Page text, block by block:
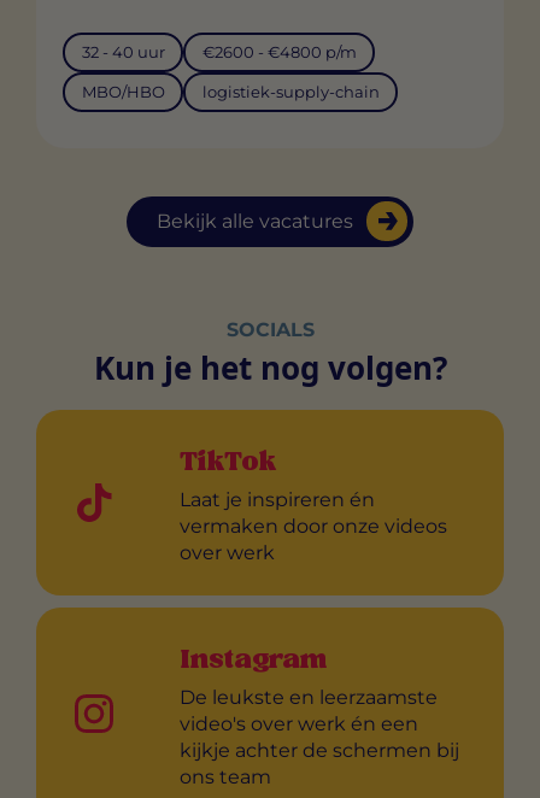
Bekijk alle vacatures
32 - 40 uur €2600 - €4800 p/m
MBO/HBO logistiek-supply-chain
SOCIALS
Kun je het nog volgen?
TikTok
Laat je inspireren én
vermaken door onze videos
over werk
Instagram
De leukste en leerzaamste
video's over werk én een
kijkje achter de schermen bij
ons team